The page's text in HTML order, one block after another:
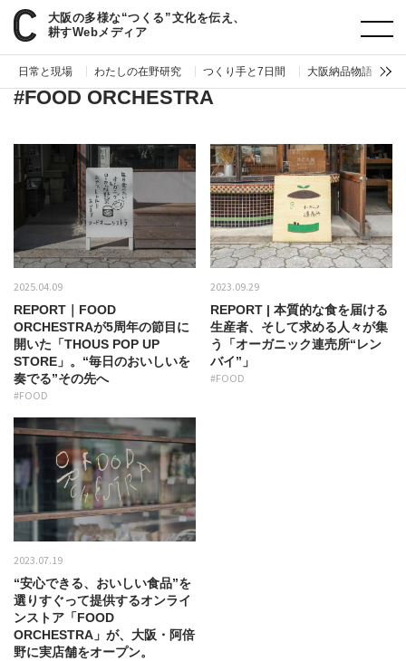
大阪の多様な“つくる”文化を伝え、
耕すWebメディア
日常と現場 わたしの在野研究 つくり手と7日間 大阪納品物語
paperC タグ FOOD ORCHESTRA
#FOOD ORCHESTRA
2025.04.09
REPORT｜FOOD
ORCHESTRAが5周年の節目に
開いた「THOUS POP UP
STORE」。“毎日のおいしいを
奏でる”その先へ
#FOOD
2023.09.29
REPORT | 本質的な食を届ける
生産者、そして求める人々が集
う「オーガニック連売所“レン
バイ”」
#FOOD
2023.07.19
“安心できる、おいしい食品”を
選りすぐって提供するオンライ
ンストア「FOOD
ORCHESTRA」が、大阪・阿倍
野に実店舗をオープン。